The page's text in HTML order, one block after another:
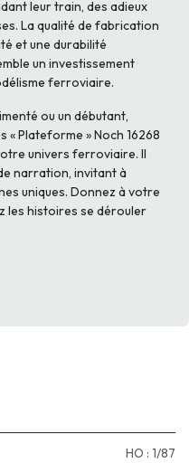
leur train, des adieux
La qualité de fabrication
et une durabilité
un investissement
ferroviaire.
ou un débutant,
« Plateforme » Noch 16268
univers ferroviaire. Il
narration, invitant à
uniques. Donnez à votre
les histoires se dérouler
HO : 1/87